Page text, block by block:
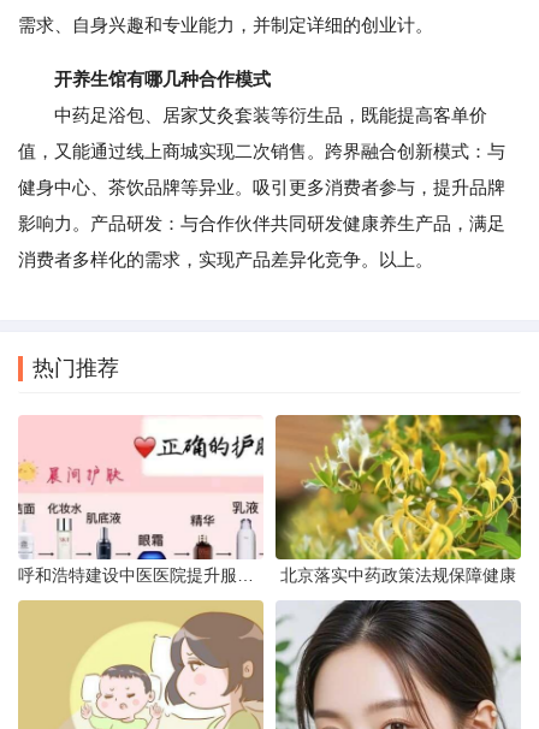
需求、自身兴趣和专业能力，并制定详细的创业计。
开养生馆有哪几种合作模式
中药足浴包、居家艾灸套装等衍生品，既能提高客单价
值，又能通过线上商城实现二次销售。跨界融合创新模式：与
健身中心、茶饮品牌等异业。吸引更多消费者参与，提升品牌
影响力。产品研发：与合作伙伴共同研发健康养生产品，满足
消费者多样化的需求，实现产品差异化竞争。以上。
热门推荐
北京落实中药政策法规保障健康